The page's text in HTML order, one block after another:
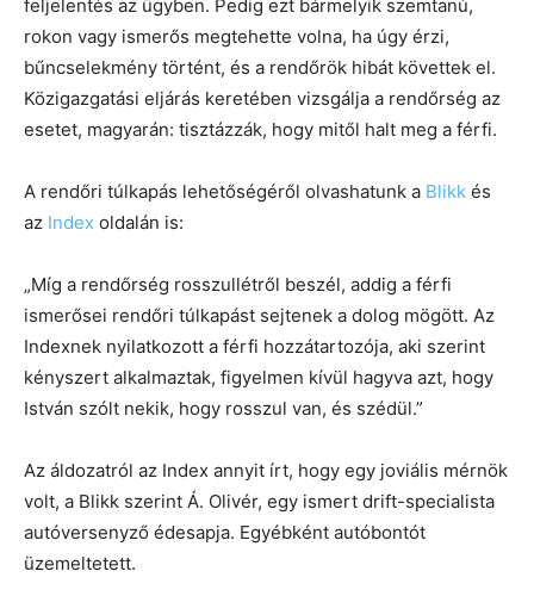
feljelentés az ügyben. Pedig ezt bármelyik szemtanú,
rokon vagy ismerős megtehette volna, ha úgy érzi,
bűncselekmény történt, és a rendőrök hibát követtek el.
Közigazgatási eljárás keretében vizsgálja a rendőrség az
esetet, magyarán: tisztázzák, hogy mitől halt meg a férfi.
A rendőri túlkapás lehetőségéről olvashatunk a Blikk és
az Index oldalán is:
„Míg a rendőrség rosszullétről beszél, addig a férfi
ismerősei rendőri túlkapást sejtenek a dolog mögött. Az
Indexnek nyilatkozott a férfi hozzátartozója, aki szerint
kényszert alkalmaztak, figyelmen kívül hagyva azt, hogy
István szólt nekik, hogy rosszul van, és szédül.”
Az áldozatról az Index annyit írt, hogy egy joviális mérnök
volt, a Blikk szerint Á. Olivér, egy ismert drift-specialista
autóversenyző édesapja. Egyébként autóbontót
üzemeltetett.